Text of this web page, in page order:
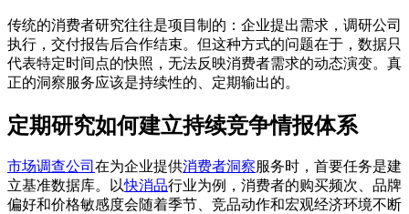
传统的消费者研究往往是项目制的：企业提出需求，调研公司
执行，交付报告后合作结束。但这种方式的问题在于，数据只
代表特定时间点的快照，无法反映消费者需求的动态演变。真
正的洞察服务应该是持续性的、定期输出的。
定期研究如何建立持续竞争情报体系
市场调查公司 在为企业提供消费者洞察服务时，首要任务是建
立基准数据库。以快消品行业为例，消费者的购买频次、品牌
偏好和价格敏感度会随着季节、竞品动作和宏观经济环境不断